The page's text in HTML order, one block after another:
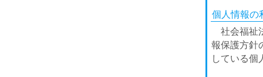
個人情報の
社会福祉
報保護方針
している個